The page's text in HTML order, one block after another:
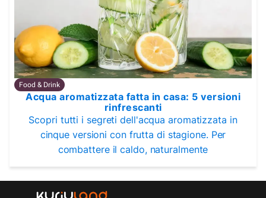
Food & Drink
Acqua aromatizzata fatta in casa: 5 versioni
rinfrescanti
Scopri tutti i segreti dell'acqua aromatizzata in
cinque versioni con frutta di stagione. Per
combattere il caldo, naturalmente